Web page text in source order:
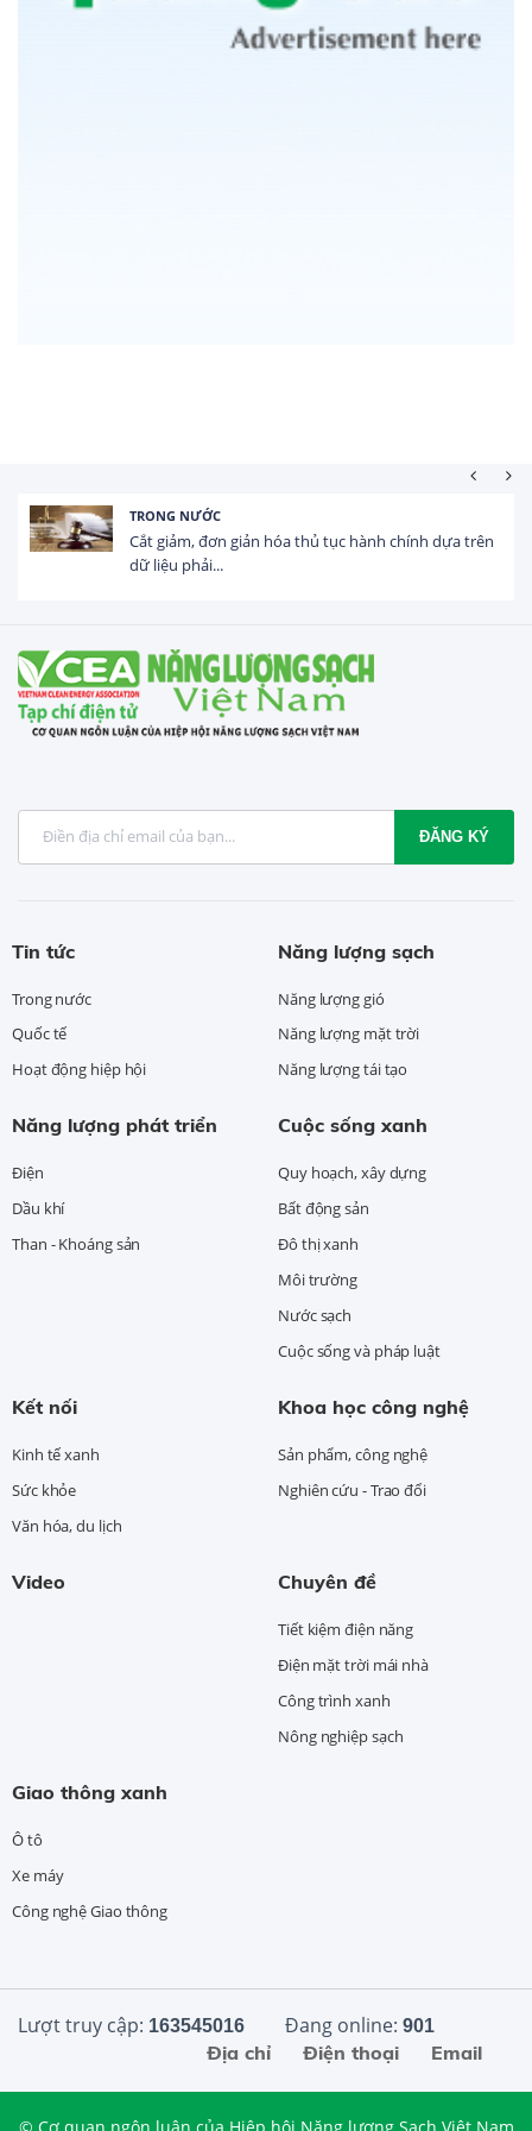
HOẠT ĐỘNG ĐẦU TƯ
Tổng vốn FDI đăng ký vào Việt Nam đạt gần 25 tỷ
USD trong 5 tháng...
ĐĂNG KÝ
Tin tức
Trong nước
Quốc tế
Hoạt động hiệp hội
Năng lượng sạch
Năng lượng gió
Năng lượng mặt trời
Năng lượng tái tạo
Năng lượng phát triển
Điện
Dầu khí
Than - Khoáng sản
Cuộc sống xanh
Quy hoạch, xây dựng
Bất động sản
Đô thị xanh
Môi trường
Nước sạch
Cuộc sống và pháp luật
Kết nối
Kinh tế xanh
Sức khỏe
Văn hóa, du lịch
Khoa học công nghệ
Sản phẩm, công nghệ
Nghiên cứu - Trao đổi
Video Chuyên đề
Tiết kiệm điện năng
Điện mặt trời mái nhà
Công trình xanh
Nông nghiệp sạch
Giao thông xanh
Ô tô
Xe máy
Công nghệ Giao thông
Lượt truy cập: 163545016 Đang online: 901
Email
Điện thoại
Địa chỉ